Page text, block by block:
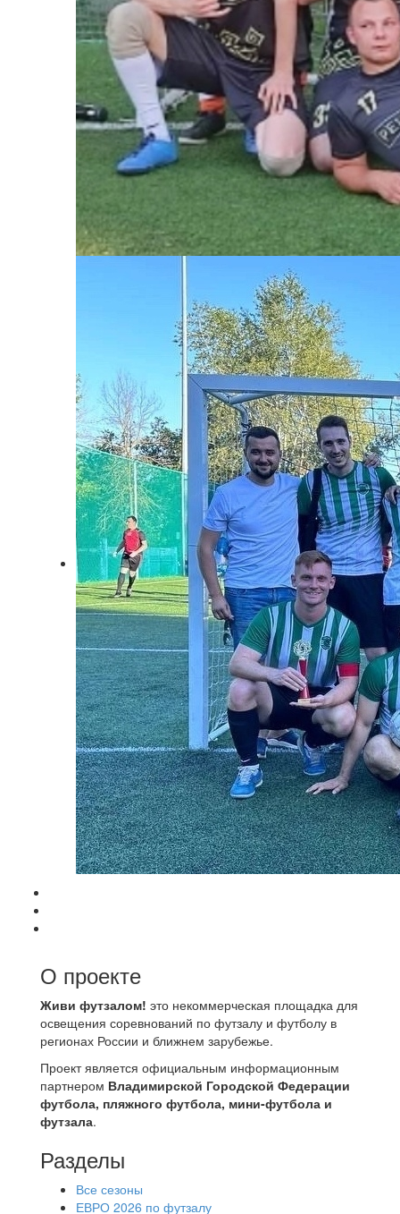
О проекте
Живи футзалом! это некоммерческая площадка для
освещения соревнований по футзалу и футболу в
регионах России и ближнем зарубежье.
Проект является официальным информационным
партнером Владимирской Городской Федерации
футбола, пляжного футбола, мини-футбола и
футзала.
Разделы
Все сезоны
ЕВРО 2026 по футзалу